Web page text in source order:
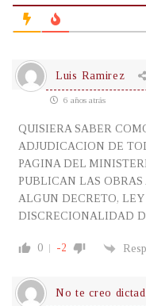
Luis Ramirez
6 años atrás
QUISIERA SABER
ADJUDICACION DE
PAGINA DEL
PUBLICAN LAS OBRAS
ALGUN DECRETO,
DISCRECIONALIDAD
0 -2
No te creo